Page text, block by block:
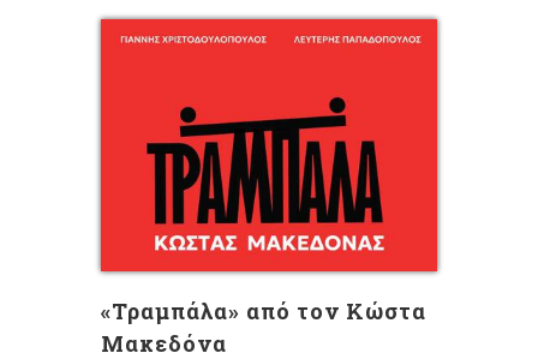
«Τραμπάλα» από τον Κώστα
Μακεδόνα